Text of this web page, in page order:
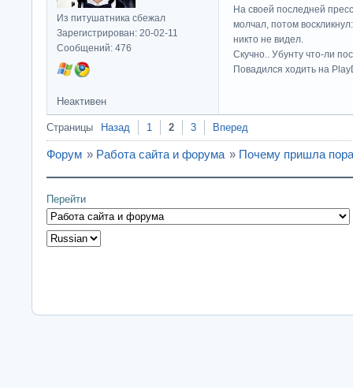
Из питушатника сбежал
Зарегистрирован: 20-02-11
Сообщений: 476
На своей последней
молчал, потом
никто не видел.
Скучно.. Убунту что-ли
Повадился ходить на
Неактивен
Страницы Назад 1 2 3 Вперед
Форум » Работа сайта и форума » Почему пришла
Перейти